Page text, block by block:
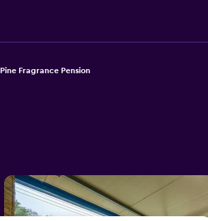
Pine Fragrance Pension